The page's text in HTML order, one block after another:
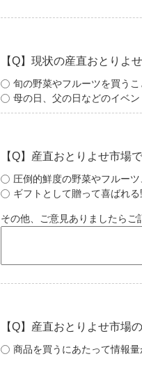
【Q】現状の産直おとりよ
旬の野菜やフルーツを買う
母の日、父の日などのイベ
【Q】産直おとりよせ市場
圧倒的鮮度の野菜やフルー
ギフトとして贈って喜ばれ
その他、ご意見ありましたらご
【Q】産直おとりよせ市場
商品を買うにあたって情報